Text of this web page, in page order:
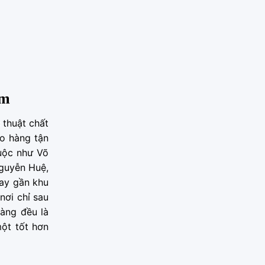
thuật chất
hàng tận
như Võ
Huệ,
gần khu
chỉ sau
đều là
tốt hơn